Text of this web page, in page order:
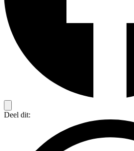
Deel dit: